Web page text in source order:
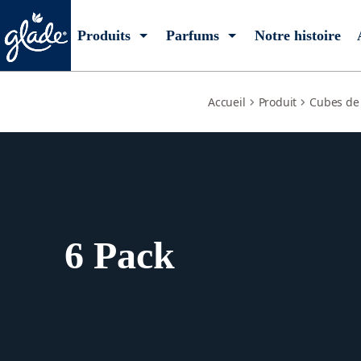
Produits Parfums Notre histoire
Accueil Produit Cubes
6 Pack